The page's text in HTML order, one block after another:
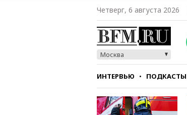
Четверг, 6 августа 2026
Москва
ИНТЕРВЬЮ ПОДКАСТЫ
СТИЛЬ ТЕСТЫ